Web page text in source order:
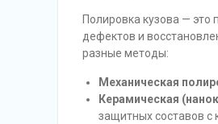
Полировка кузова — это
дефектов и
разные методы:
Механическая
Керамическая
защитных составов с